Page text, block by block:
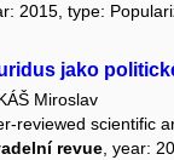
2015, type:
jako
Miroslav
reviewed scientific
revue, year: